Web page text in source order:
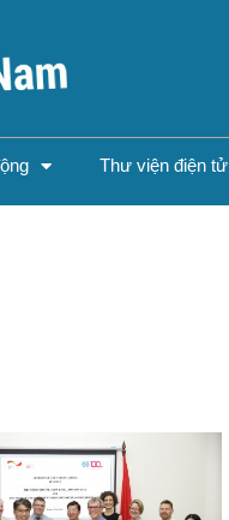
Thư viện điện tử